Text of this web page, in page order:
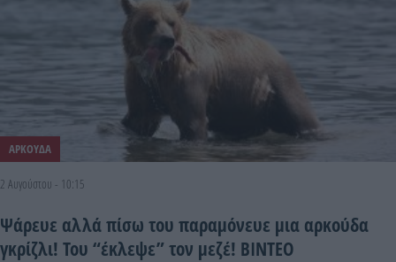
ΑΡΚΟΥΔΑ
2 Αυγούστου - 10:15
Ψάρευε αλλά πίσω του παραμόνευε μια αρκούδα
γκρίζλι! Του “έκλεψε” τον μεζέ! ΒΙΝΤΕΟ